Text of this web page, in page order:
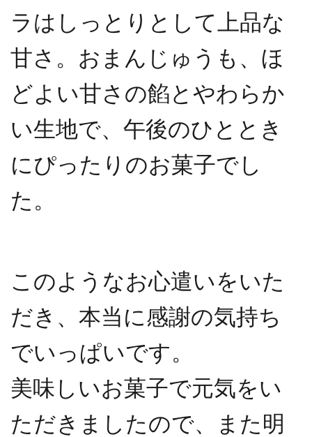
ラはしっとりとして上品な
甘さ。おまんじゅうも、ほ
どよい甘さの餡とやわらか
い生地で、午後のひととき
にぴったりのお菓子でし
た。
このようなお心遣いをいた
だき、本当に感謝の気持ち
でいっぱいです。
美味しいお菓子で元気をい
ただきましたので、また明